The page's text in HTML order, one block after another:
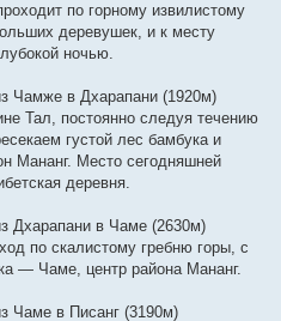
по горному извилистому
деревушек, и к месту
ночью.
Чамже в Дхарапани (1920м)
Тал, постоянно следуя течению
густой лес бамбука и
Мананг. Место сегодняшней
деревня.
Дхарапани в Чаме (2630м)
по скалистому гребню горы, с
— Чаме, центр района Мананг.
Чаме в Писанг (3190м)